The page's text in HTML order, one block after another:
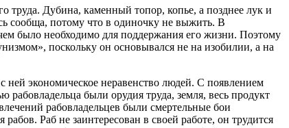
труда. Дубина, каменный топор, копье, а позднее лук и
сообща, потому что в одиночку не выжить. В
было необходимо для поддержания его жизни. Поэтому
поскольку он основывался не на изобилии, а на
ней экономическое неравенство людей. С появлением
рабовладельца были орудия труда, земля, весь продукт
рабовладельцев были смертельные бои
Раб не заинтересован в своей работе, он трудится